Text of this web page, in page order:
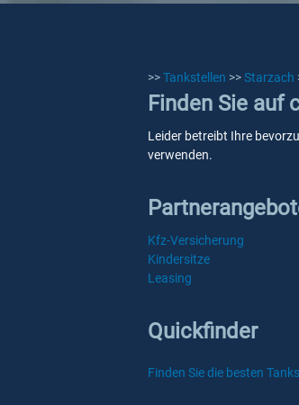
>>Tankstellen >>Starzach
Finden Sie auf
Leider betreibt Ihre
verwenden.
Kfz-Versicherung
Kindersitze
Leasing
Quickfinder
Finden Sie die besten